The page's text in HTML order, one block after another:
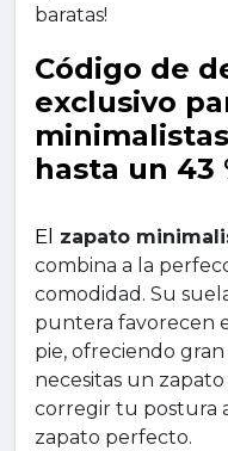
baratas!
Código de
exclusivo
hasta un 43
El zapato
combina a la
comodidad. Su
puntera favorecen
pie, ofreciendo
necesitas un
corregir tu postura
zapato perfecto.